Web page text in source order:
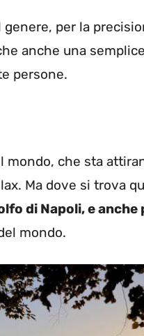
per la
anche una
persone.
mondo, che sta
Ma dove si trova
di Napoli, e
mondo.